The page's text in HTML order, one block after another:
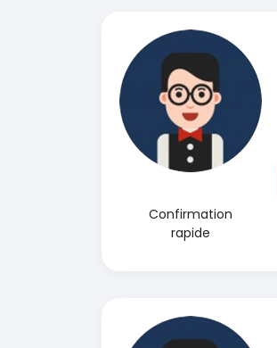
Confirmation
rapide